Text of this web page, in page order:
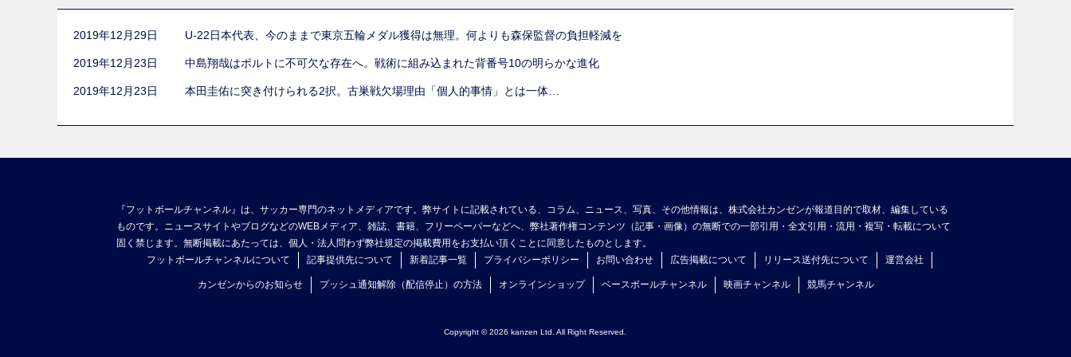
2019年12月29日 U-22日本代表、今のままで東京五輪メダル獲得は無理。何よりも森保監督の負担軽減を
2019年12月23日 中島翔哉はポルトに不可欠な存在へ。戦術に組み込まれた背番号10の明らかな進化
2019年12月23日 本田圭佑に突き付けられる2択。古巣戦欠場理由「個人的事情」とは一体…
『フットボールチャンネル』は、サッカー専門のネットメディアです。弊サイトに記載されている、コラム、ニュース、写真、その他情報は、株式会社カンゼンが報道目的で取材、編集している
ものです。ニュースサイトやブログなどのWEBメディア、雑誌、書籍、フリーペーパーなどへ、弊社著作権コンテンツ（記事・画像）の無断での一部引用・全文引用・流用・複写・転載について
固く禁じます。無断掲載にあたっては、個人・法人問わず弊社規定の掲載費用をお支払い頂くことに同意したものとします。
フットボールチャンネルについて
記事提供先について 新着記事一覧 プライバシーポリシー お問い合わせ 広告掲載について リリース送付先について 運営会社
カンゼンからのお知らせ プッシュ通知解除（配信停止）の方法 オンラインショップ ベースボールチャンネル 映画チャンネル 競馬チャンネル
Copyright © 2026 kanzen Ltd. All Right Reserved.